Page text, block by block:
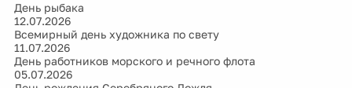
День рыбака
12.07.2026
Всемирный день художника по свету
11.07.2026
День работников морского и речного флота
05.07.2026